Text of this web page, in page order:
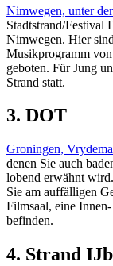
Nimwegen, unter
Stadtstrand/Festival
Nimwegen. Hier
Musikprogramm
geboten. Für Jung
Strand statt.
3. DOT
Groningen,
denen Sie auch
lobend erwähnt
Sie am auffälligen
Filmsaal, eine
befinden.
4. Strand